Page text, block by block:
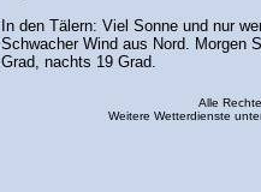
In den Tälern: Viel Sonne und nur
Schwacher Wind aus Nord. Morgen
Grad, nachts 19 Grad.
Alle
Weitere Wetterdienste